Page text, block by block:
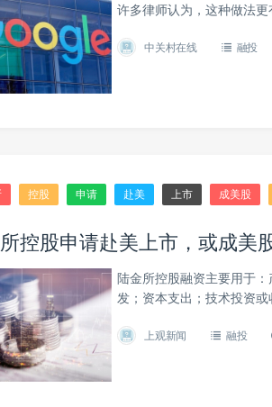
许多律师认为，这种做法更
中关村在线 融投
控股 申请 赴美 上市 成美股
控股申请赴美上市，或成美
陆金所控股融资主要用于
发；资本支出；技术投资或
上观新闻 融投